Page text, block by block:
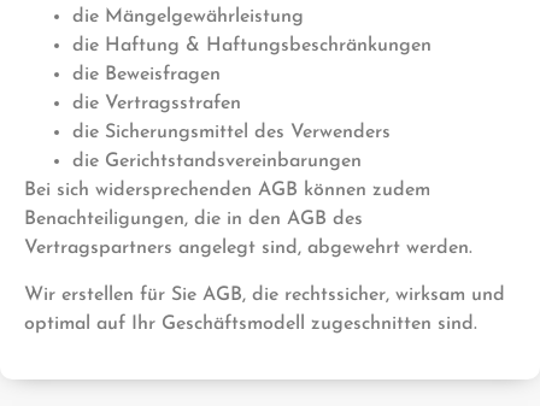
die Mängelgewährleistung
die Haftung & Haftungsbeschränkungen
die Beweisfragen
die Vertragsstrafen
die Sicherungsmittel des Verwenders
die Gerichtstandsvereinbarungen
Bei sich widersprechenden AGB können zudem
Benachteiligungen, die in den AGB des
Vertragspartners angelegt sind, abgewehrt werden.
Wir erstellen für Sie AGB, die rechtssicher, wirksam und
optimal auf Ihr Geschäftsmodell zugeschnitten sind.